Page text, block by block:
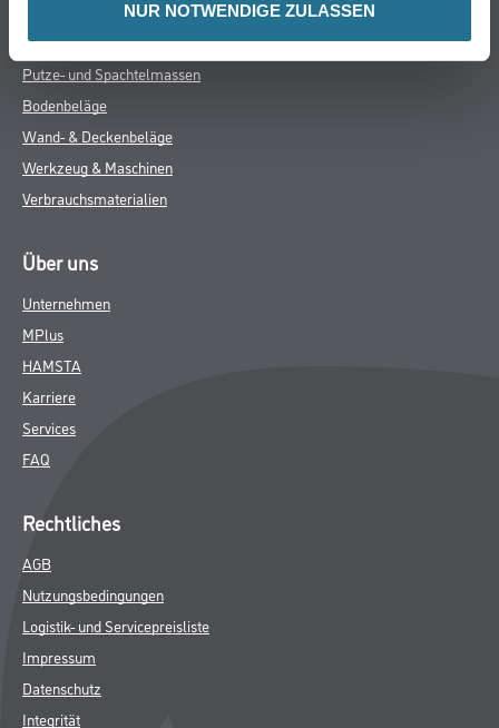
NUR NOTWENDIGE ZULASSEN
Trockenbau
Putze- und Spachtelmassen
Bodenbeläge
Wand- & Deckenbeläge
Werkzeug & Maschinen
Verbrauchsmaterialien
Über uns
Unternehmen
MPlus
HAMSTA
Karriere
Services
FAQ
Rechtliches
AGB
Nutzungsbedingungen
Logistik- und Servicepreisliste
Impressum
Datenschutz
Integrität